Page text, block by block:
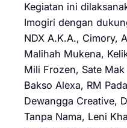
Kegiatan ini
Imogiri dengan
NDX A.K.A., Cimory,
Malihah Mukena,
Mili Frozen, Sate
Bakso Alexa, RM
Dewangga Creative,
Tanpa Nama, Leni